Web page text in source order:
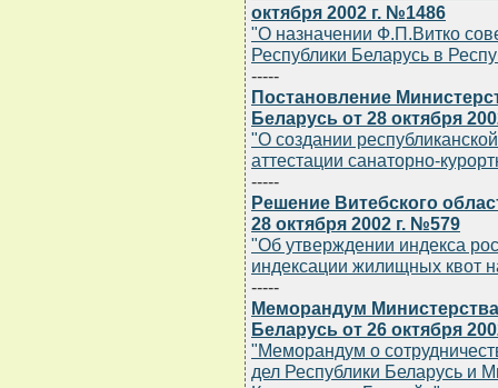
октября 2002 г. №1486
"О назначении Ф.П.Витко
Республики Беларусь в
-----
Постановление
Беларусь от 28 октября
"О создании
аттестации санаторно-
-----
Решение Витебского
28 октября 2002 г. №579
"Об утверждении индекса
индексации жилищных квот
-----
Меморандум
Беларусь от 26 октября
"Меморандум о
дел Республики Беларусь и